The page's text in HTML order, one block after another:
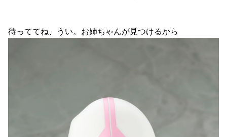
待っててね、うい。お姉ちゃんが見つけるから